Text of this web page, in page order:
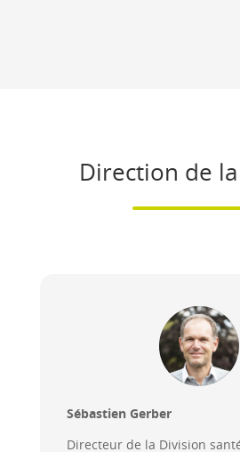
Direction de la
Sébastien Gerber
Directeur de la Division